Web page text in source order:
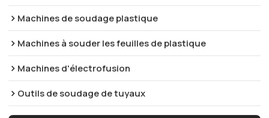
Machines de soudage plastique
Machines à souder les feuilles de plastique
Machines d'électrofusion
Outils de soudage de tuyaux